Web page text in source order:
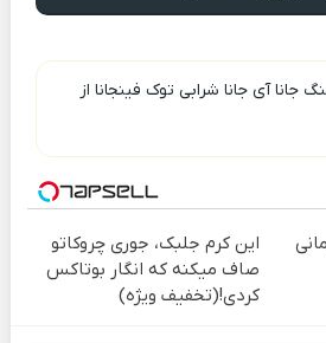
جانا آی جانا شرابی توک فینجانا از
تومانی
این کرم جلبک، جوری چروکاتو
صاف میکنه که انگار بوتاکس
کردی!(تخفیف ویژه)